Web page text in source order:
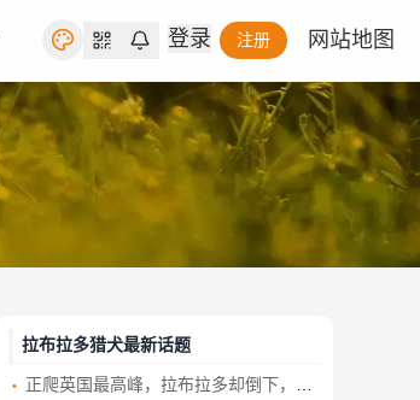
登录 注册 网站地图
拉布拉多猎犬最新话题
正爬英国最高峰，拉布拉多却倒下，救援队一查竟是误食大麻